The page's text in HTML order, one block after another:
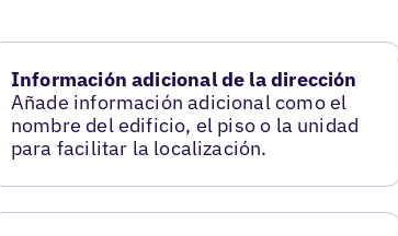
Información adicional de la dirección
Añade información adicional como el
nombre del edificio, el piso o la unidad
para facilitar la localización.